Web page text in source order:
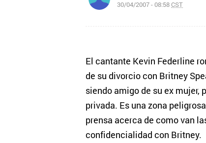
30/04/2007 - 08:58CST
El cantante Kevin Federline
de su divorcio con Britney
siendo amigo de su ex mujer,
privada. Es una zona
prensa acerca de como van
confidencialidad con Britney.